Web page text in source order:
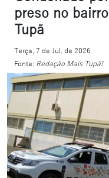
preso no
Tupã
Terça, 7 de Jul. de 2026
Fonte: Redação Mais Tupã!